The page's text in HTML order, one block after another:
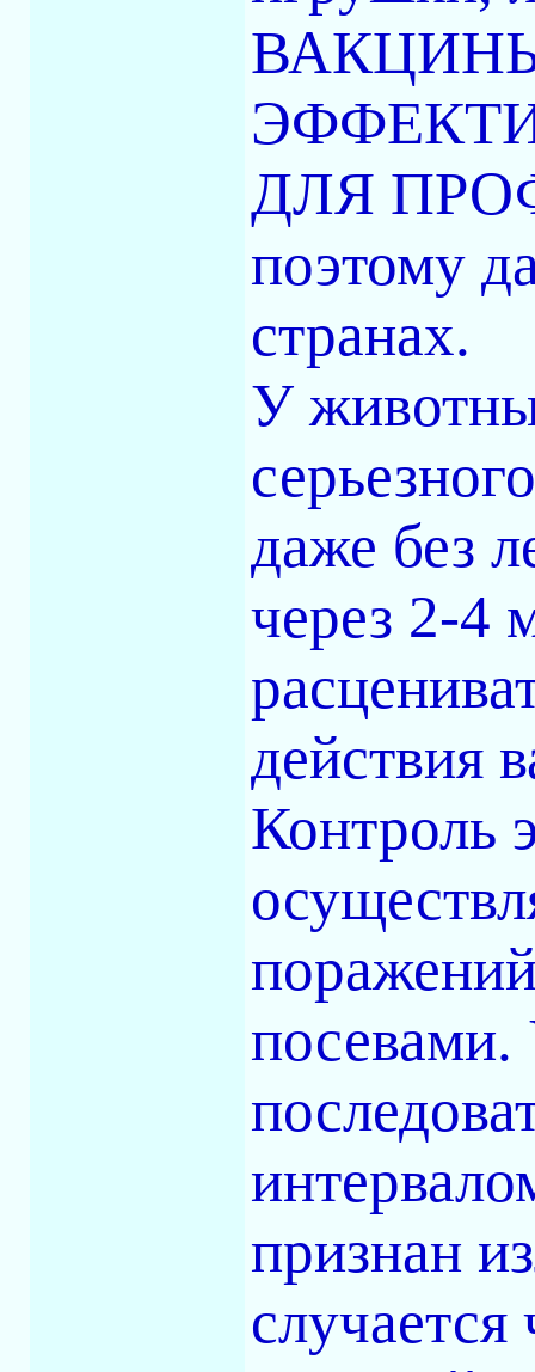
ДЛЯ
поэтому
странах.
У
даже без
через 2-4
действия
Контроль
признан